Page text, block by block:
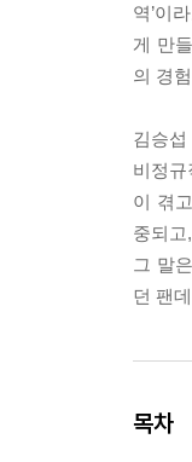
역’이
게 만
의 경
김승
비정
이 겪
중되
그 말
던 팬
목차